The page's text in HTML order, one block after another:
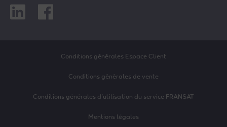
LinkedinFacebook
Conditions générales Espace Client
Conditions générales de vente
Conditions générales d’utilisation du service FRANSAT
Mentions légales